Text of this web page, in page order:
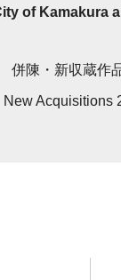
of Kamakura
併陳・新収蔵作
New Acquisitions